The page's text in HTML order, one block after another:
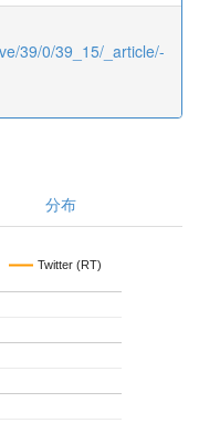
39/0/39_15/_article/-
分布
Twitter (RT)